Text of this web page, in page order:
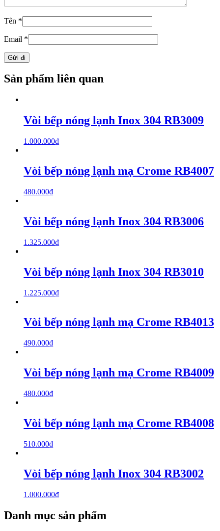
Tên *
Email *
Sản phẩm liên quan
Vòi bếp nóng lạnh Inox 304 RB3009
1.000.000₫
Vòi bếp nóng lạnh mạ Crome RB4007
480.000₫
Vòi bếp nóng lạnh Inox 304 RB3006
1.325.000₫
Vòi bếp nóng lạnh Inox 304 RB3010
1.225.000₫
Vòi bếp nóng lạnh mạ Crome RB4013
490.000₫
Vòi bếp nóng lạnh mạ Crome RB4009
480.000₫
Vòi bếp nóng lạnh mạ Crome RB4008
510.000₫
Vòi bếp nóng lạnh Inox 304 RB3002
1.000.000₫
Danh mục sản phẩm